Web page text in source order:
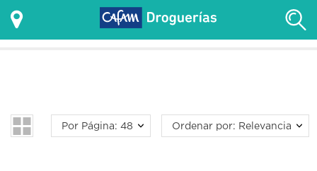
Por Página: 48 Ordenar por: Relevancia